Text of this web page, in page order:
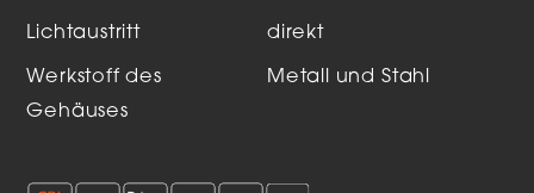
Lichtaustritt direkt
Werkstoff des
Gehäuses
Metall und Stahl